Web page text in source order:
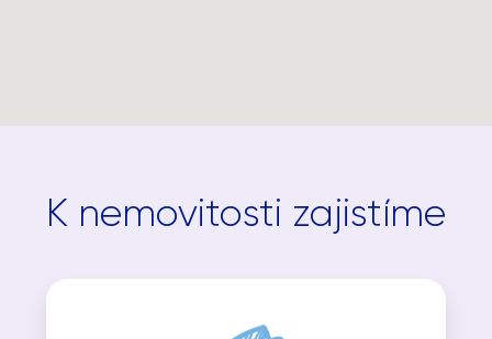
K nemovitosti zajistíme